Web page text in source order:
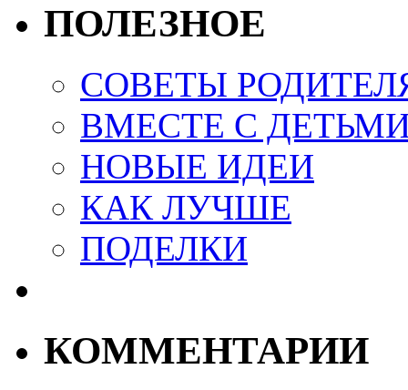
ПОЛЕЗНОЕ
СОВЕТЫ
ВМЕСТЕ С
НОВЫЕ ИДЕИ
КАК ЛУЧШЕ
ПОДЕЛКИ
КОММЕНТАРИИ